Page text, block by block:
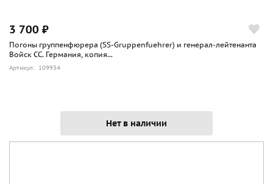
3 700 ₽
Погоны группенфюрера (SS-Gruppenfuehrer) и генерал-лейтенанта
Войск СС. Германия, копия...
Артикул: 109934
Нет в наличии